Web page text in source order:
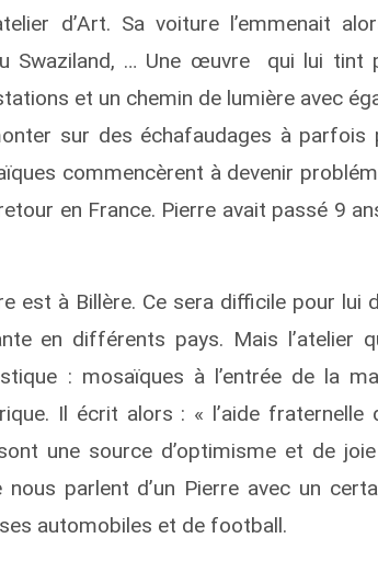
d’Art. Sa voiture l’emmenait
Swaziland, … Une œuvre qui lui
et un chemin de lumière avec
sur des échafaudages à parfois
commencèrent à devenir
en France. Pierre avait passé 9
est à Billère. Ce sera difficile pour lui
en différents pays. Mais
: mosaïques à l’entrée de la
Il écrit alors : « l’aide
une source d’optimisme et de
parlent d’un Pierre avec un
automobiles et de football.